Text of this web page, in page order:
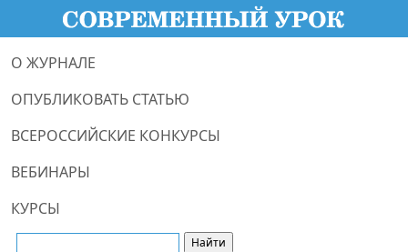
О ЖУРНАЛЕ
ОПУБЛИКОВАТЬ СТАТЬЮ
ВСЕРОССИЙСКИЕ КОНКУРСЫ
ВЕБИНАРЫ
КУРСЫ